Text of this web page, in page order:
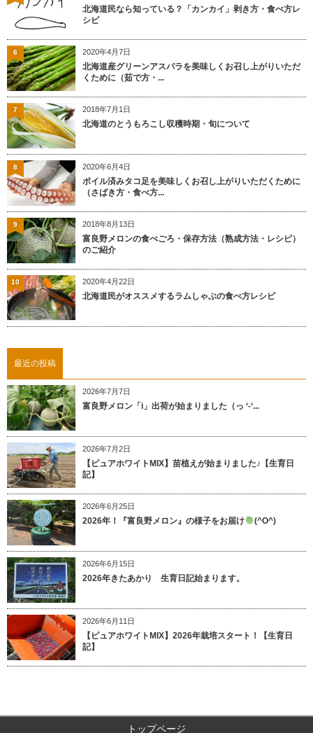
北海道民なら知っている？「カンカイ」剥き方・食べ方レ
シピ
2020年4月7日
北海道産グリーンアスパラを美味しくお召し上がりいただ
くために（茹で方・...
6
2018年7月1日
北海道のとうもろこし収穫時期・旬について
7
2020年6月4日
ボイル済みタコ足を美味しくお召し上がりいただくために
（さばき方・食べ方...
8
2018年8月13日
富良野メロンの食べごろ・保存方法（熟成方法・レシピ）
のご紹介
9
2020年4月22日
北海道民がオススメするラムしゃぶの食べ方レシピ
10
最近の投稿
2026年7月7日
富良野メロン「i」出荷が始まりました（っ ‘-‘...
2026年7月2日
【ピュアホワイトMIX】苗植えが始まりました♪【生育日
記】
2026年6月25日
2026年！『富良野メロン』の様子をお届け (^O^)
2026年6月15日
2026年きたあかり 生育日記始まります。
2026年6月11日
【ピュアホワイトMIX】2026年栽培スタート！【生育日
記】
トップページ